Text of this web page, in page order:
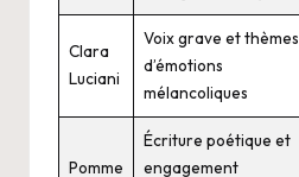
Clara
Luciani
Voix grave et thèmes
d’émotions
mélancoliques
Pomme
Écriture poétique et
engagement